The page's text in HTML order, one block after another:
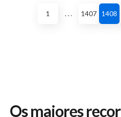
1 . . . 1407 1408
Os maiores